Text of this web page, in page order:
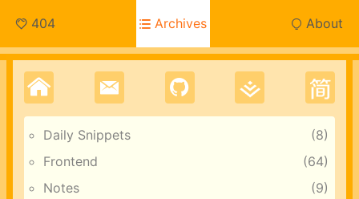
404 Archives About
Daily Snippets
8
Frontend
64
Notes
9